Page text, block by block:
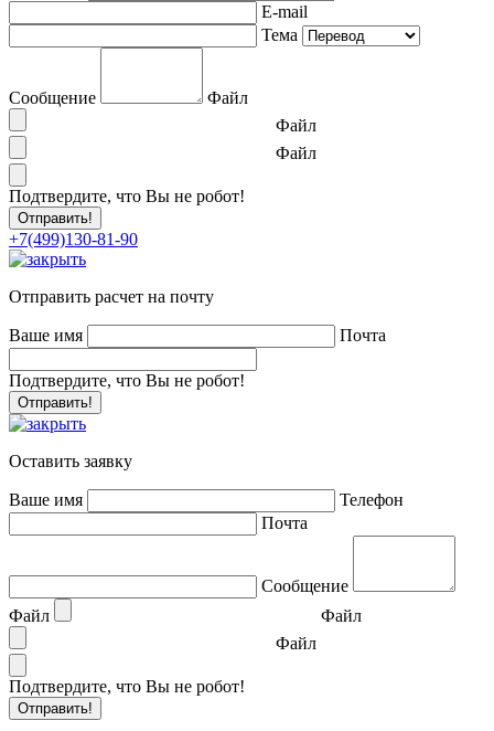
E-mail
Тема
Сообщение
Файл
Файл
Файл
Подтвердите, что Вы не робот!
+7(499)130-81-90
Отправить расчет на почту
Ваше имя Почта
Подтвердите, что Вы не робот!
Оставить заявку
Ваше имя
Телефон
Почта
Сообщение
Файл
Файл
Файл
Подтвердите, что Вы не робот!